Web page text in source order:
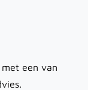
een van